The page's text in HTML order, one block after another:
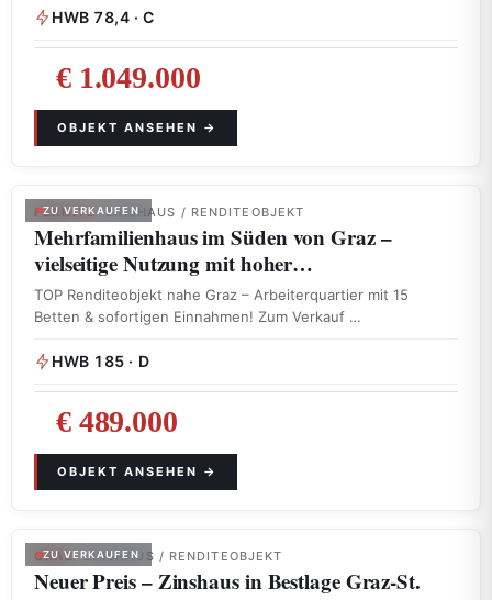
HWB 78,4 · C
€ 1.049.000
ZU VERKAUFEN
FERNITZ· ZINSHAUS / RENDITEOBJEKT
Mehrfamilienhaus im Süden von Graz –
vielseitige Nutzung mit hoher…
TOP Renditeobjekt nahe Graz – Arbeiterquartier mit 15
Betten & sofortigen Einnahmen! Zum Verkauf …
HWB 185 · D
€ 489.000
ZU VERKAUFEN
GRAZ· ZINSHAUS / RENDITEOBJEKT
Neuer Preis – Zinshaus in Bestlage Graz-St.